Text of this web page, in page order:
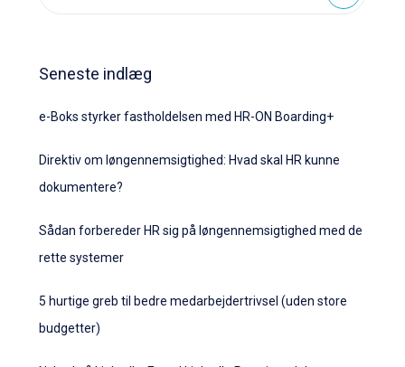
Seneste indlæg
e-Boks styrker fastholdelsen med HR-ON Boarding+
Direktiv om løngennemsigtighed: Hvad skal HR kunne
dokumentere?
Sådan forbereder HR sig på løngennemsigtighed med de
rette systemer
5 hurtige greb til bedre medarbejdertrivsel (uden store
budgetter)